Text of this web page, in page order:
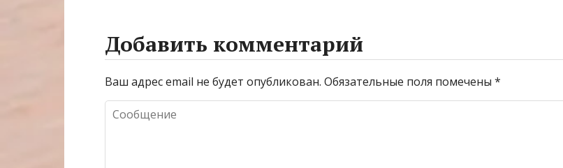
Добавить комментарий
Ваш адрес email не будет опубликован. Обязательные поля помечены *